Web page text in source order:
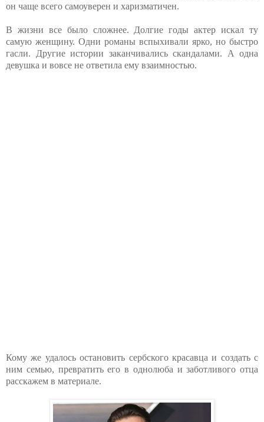
он чаще всего самоуверен и харизматичен.
В жизни все было сложнее. Долгие годы актер искал ту
самую женщину. Одни романы вспыхивали ярко, но быстро
гасли. Другие истории заканчивались скандалами. А одна
девушка и вовсе не ответила ему взаимностью.
Кому же удалось остановить сербского красавца и создать с
ним семью, превратить его в однолюба и заботливого отца
расскажем в материале.